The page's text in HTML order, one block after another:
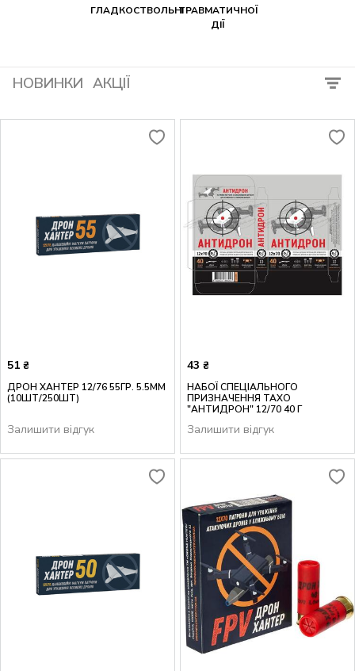
ГЛАДКОСТВОЛЬНІТРАВМАТИЧНОЇ
ДІЇ
НОВИНКИ АКЦІЇ
51 ₴
ДРОН ХАНТЕР 12/76 55ГР. 5.5ММ
(10ШТ/250ШТ)
Залишити відгук
43 ₴
НАБОЇ СПЕЦІАЛЬНОГО
ПРИЗНАЧЕННЯ ТАХО
"АНТИДРОН" 12/70 40 Г
Залишити відгук